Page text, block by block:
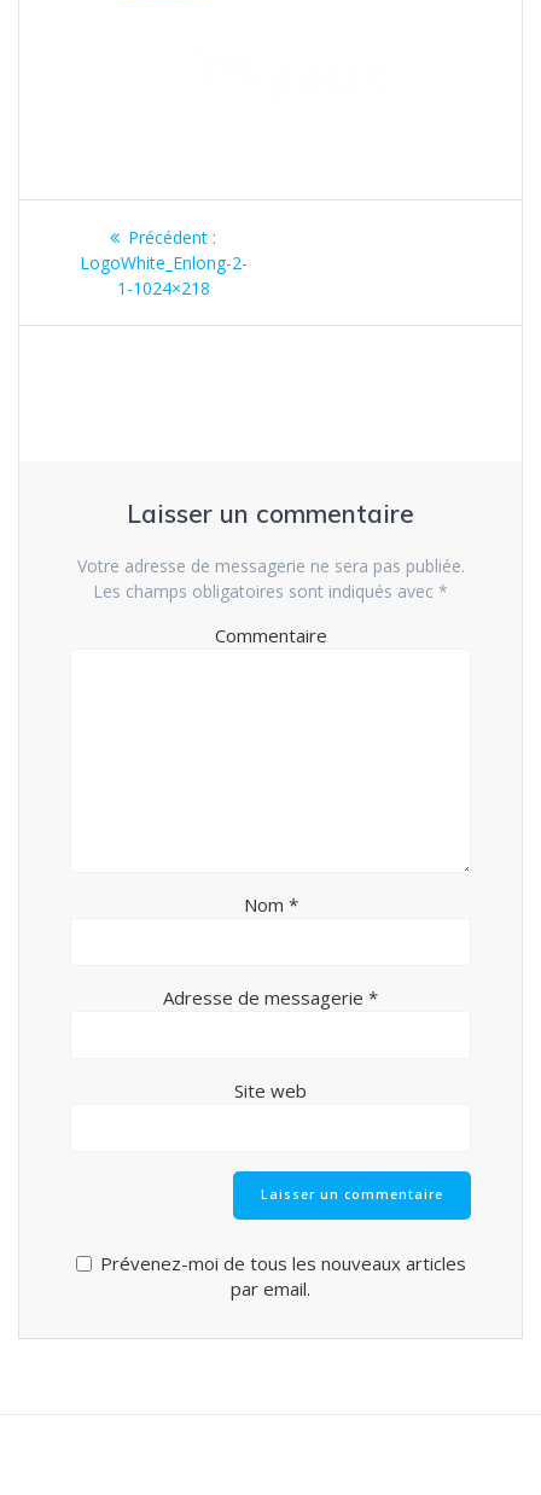
Navigation
l’article
Précédent :
précédent
LogoWhite_Enlong-2-
1-1024×218
Laisser un commentaire
Votre adresse de messagerie ne sera pas publiée.
Les champs obligatoires sont indiqués avec *
Commentaire
Nom *
Adresse de messagerie *
Site web
Prévenez-moi de tous les nouveaux articles
par email.